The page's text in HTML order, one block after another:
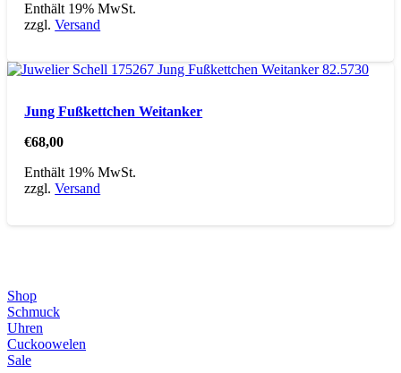
Enthält 19% MwSt.
zzgl.Versand
Jung Fußkettchen Weitanker
€68,00
Enthält 19% MwSt.
zzgl.Versand
Shop
Schmuck
Uhren
Cuckoowelen
Sale